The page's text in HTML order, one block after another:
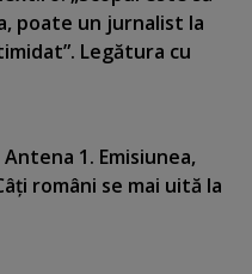
poate un jurnalist la
Legătura cu
Antena 1. Emisiunea,
români se mai uită la